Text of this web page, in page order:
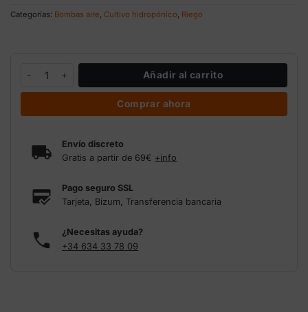
era:
es:
Categorías: Bombas aire, Cultivo hidropónico, Riego
Bomba de aire 3500 L/h Neptune Hydroponics cantidad
Añadir al carrito
Comprar ahora
Envío discreto
Gratis a partir de 69€ +info
Pago seguro SSL
Tarjeta, Bizum, Transferencia bancaria
¿Necesitas ayuda?
+34 634 33 78 09